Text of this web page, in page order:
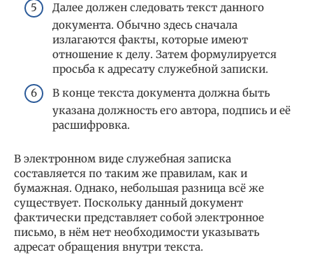
Далее должен следовать текст данного
документа. Обычно здесь сначала
излагаются факты, которые имеют
отношение к делу. Затем формулируется
просьба к адресату служебной записки.
В конце текста документа должна быть
указана должность его автора, подпись и её
расшифровка.
В электронном виде служебная записка
составляется по таким же правилам, как и
бумажная. Однако, небольшая разница всё же
существует. Поскольку данный документ
фактически представляет собой электронное
письмо, в нём нет необходимости указывать
адресат обращения внутри текста.